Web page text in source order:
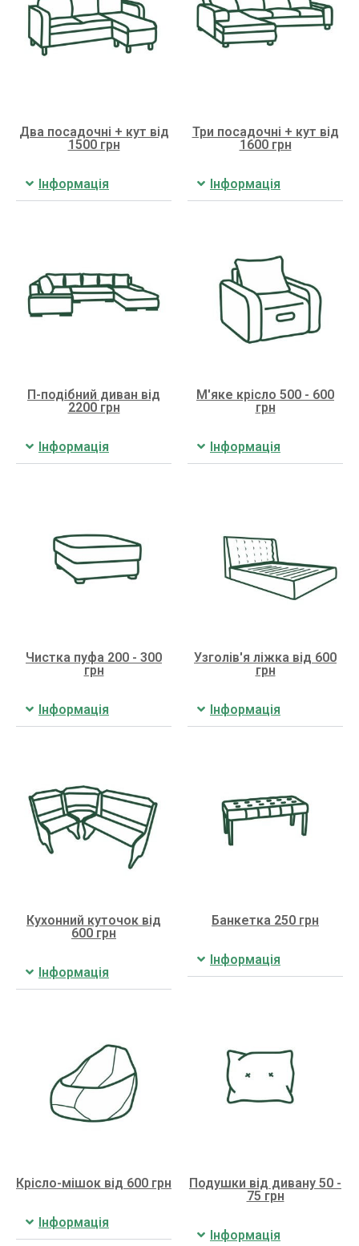
Два посадочні + кут від
1500 грн
Інформація
Три посадочні + кут від
1600 грн
Інформація
П-подібний диван від
2200 грн
Інформація
М'яке крісло 500 - 600
грн
Інформація
Чистка пуфа 200 - 300
грн
Інформація
Узголів'я ліжка від 600
грн
Інформація
Кухонний куточок від
600 грн
Інформація
Банкетка 250 грн
Інформація
Крісло-мішок від 600 грн
Інформація
Подушки від дивану 50 -
75 грн
Інформація